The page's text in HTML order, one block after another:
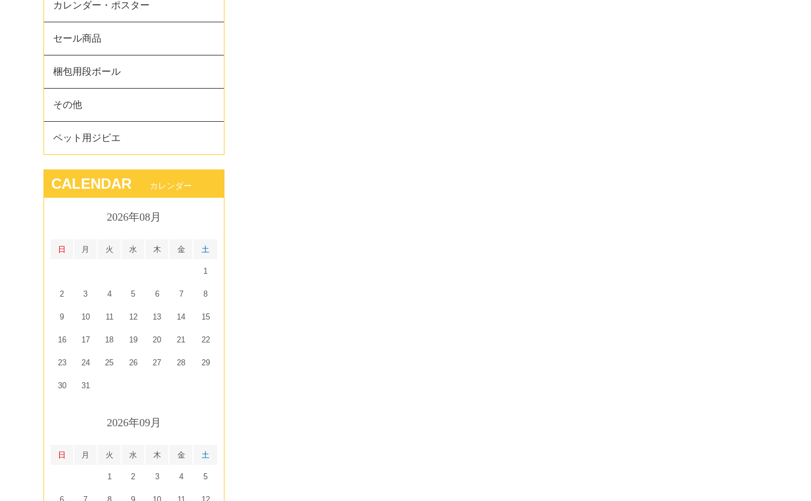
カレンダー・ポスター
セール商品
梱包用段ボール
その他
ペット用ジビエ
CALENDAR カレンダー
2026年08月
日 月 火 水 木 金 土
1
2 3 4 5 6 7 8
9 10 11 12 13 14 15
16 17 18 19 20 21 22
23 24 25 26 27 28 29
30 31
2026年09月
日 月 火 水 木 金 土
1 2 3 4 5